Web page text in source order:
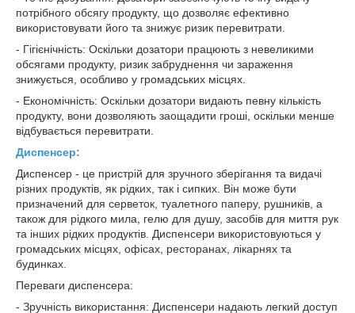
потрібного обсягу продукту, що дозволяє ефективно
використовувати його та знижує ризик перевитрати.
- Гігієнічність: Оскільки дозатори працюють з невеликими
обсягами продукту, ризик забруднення чи зараження
знижується, особливо у громадських місцях.
- Економічність: Оскільки дозатори видають певну кількість
продукту, вони дозволяють заощадити гроші, оскільки менше
відбувається перевитрати.
Диспенсер:
Диспенсер - це пристрій для зручного зберігання та видачі
різних продуктів, як рідких, так і сипких. Він може бути
призначений для серветок, туалетного паперу, рушників, а
також для рідкого мила, гелю для душу, засобів для миття рук
та інших рідких продуктів. Диспенсери використовуються у
громадських місцях, офісах, ресторанах, лікарнях та
будинках.
Переваги диспенсера:
- Зручність використання: Диспенсери надають легкий доступ